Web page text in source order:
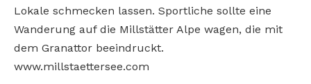
Lokale schmecken lassen. Sportliche sollte eine
Wanderung auf die Millstätter Alpe wagen, die mit
dem Granattor beeindruckt.
www.millstaettersee.com